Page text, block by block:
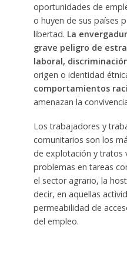
oportunidades de
o huyen de sus países
libertad. La
grave peligro de
laboral,
origen o identidad
comportamientos
amenazan la
Los trabajadores y
comunitarios son los
de explotación y tratos
problemas en tareas
el sector agrario, la
decir, en aquellas
permeabilidad de
del empleo.